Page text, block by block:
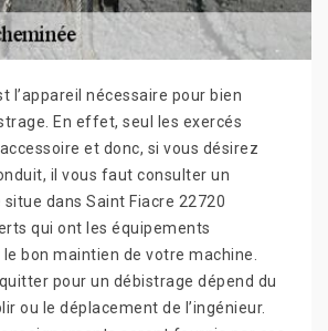
l’appareil nécessaire pour bien
En effet, seul les exercés
et donc, si vous désirez
il vous faut consulter un
dans Saint Fiacre 22720
qui ont les équipements
bon maintien de votre machine.
pour un débistrage dépend du
ou le déplacement de l’ingénieur.